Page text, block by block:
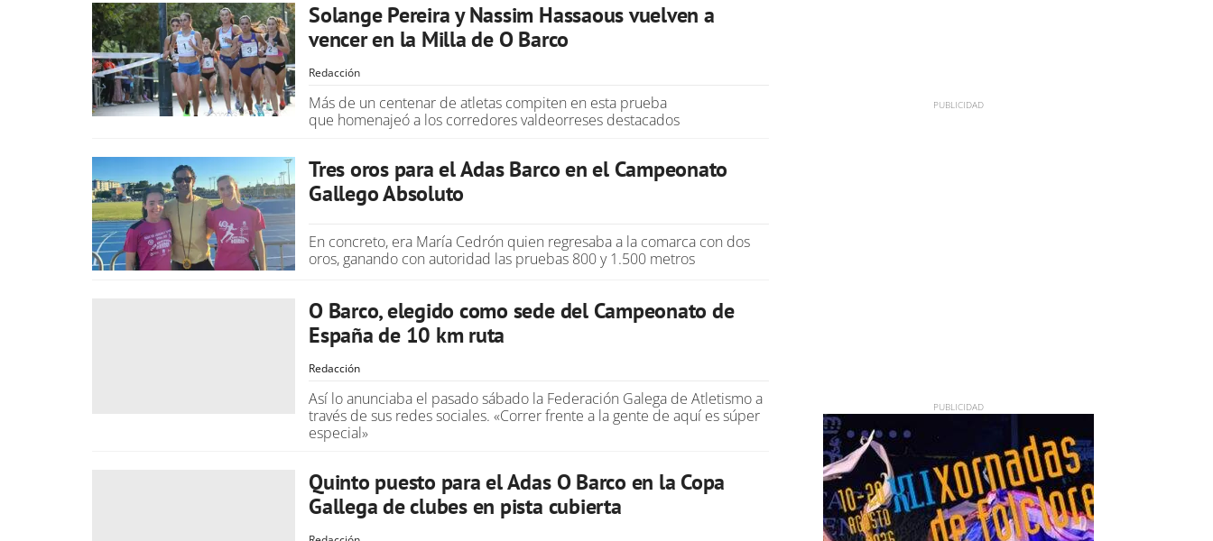
Solange Pereira y Nassim Hassaous vuelven a
vencer en la Milla de O Barco
Redacción
Más de un centenar de atletas compiten en esta prueba
que homenajeó a los corredores valdeorreses destacados
Tres oros para el Adas Barco en el Campeonato
Gallego Absoluto
En concreto, era María Cedrón quien regresaba a la comarca con dos
oros, ganando con autoridad las pruebas 800 y 1.500 metros
O Barco, elegido como sede del Campeonato de
España de 10 km ruta
Redacción
Así lo anunciaba el pasado sábado la Federación Galega de Atletismo a
través de sus redes sociales. «Correr frente a la gente de aquí es súper
especial»
Quinto puesto para el Adas O Barco en la Copa
Gallega de clubes en pista cubierta